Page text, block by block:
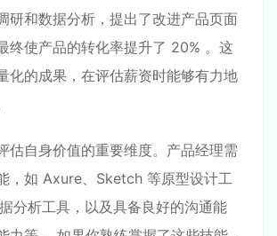
研和数据分析，提出了改进产品页面
终使产品的转化率提升了 20% 。这
化的成果，在评估薪资时能够有力地
估自身价值的重要维度。产品经理需
，如 Axure、Sketch 等原型设计工
分析工具，以及具备良好的沟通能